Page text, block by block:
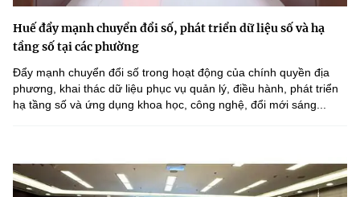
Huế đẩy mạnh chuyển đổi số, phát triển dữ liệu số và hạ
tầng số tại các phường
Đẩy mạnh chuyển đổi số trong hoạt động của chính quyền địa
phương, khai thác dữ liệu phục vụ quản lý, điều hành, phát triển
hạ tầng số và ứng dụng khoa học, công nghệ, đổi mới sáng...